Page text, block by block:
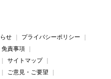
せ
プライバシーポリシー
免責事項
サイトマップ
ご意見・ご要望